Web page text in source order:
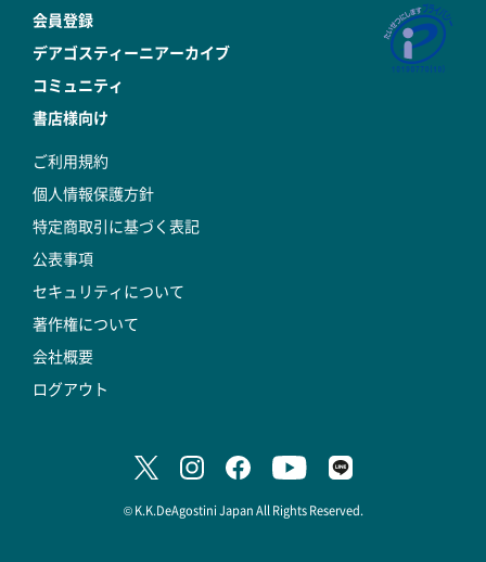
会員登録
デアゴスティーニアーカイブ
コミュニティ
書店様向け
ご利用規約
個人情報保護方針
特定商取引に基づく表記
公表事項
セキュリティについて
著作権について
会社概要
ログアウト
© K.K.DeAgostini Japan All Rights Reserved.